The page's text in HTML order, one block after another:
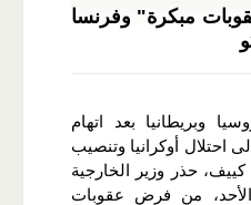
مبكرة" وفرنسا
وبريطانيا بعد اتهام
احتلال أوكرانيا وتنصيب
حذر وزير الخارجية
الأحد، من فرض عقوبات